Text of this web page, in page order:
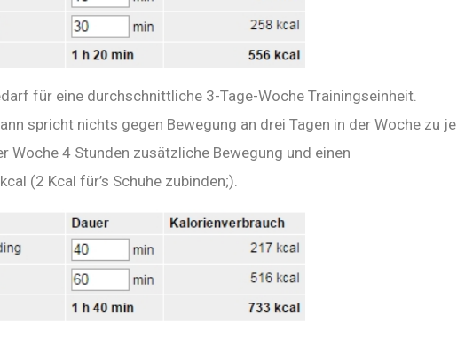
für eine durchschnittliche 3-Tage-Woche Trainingseinheit.
spricht nichts gegen Bewegung an drei Tagen in der Woche zu je
Woche 4 Stunden zusätzliche Bewegung und einen
(2 Kcal für’s Schuhe zubinden;).